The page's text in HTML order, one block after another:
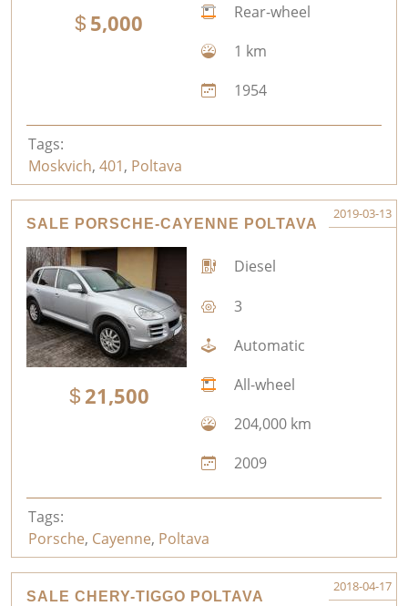
5,000
Rear-wheel
1 km
1954
Tags:
Moskvich, 401, Poltava
SALE PORSCHE-CAYENNE POLTAVA
2019-03-13
21,500
Diesel
3
Automatic
All-wheel
204,000 km
2009
Tags:
Porsche, Cayenne, Poltava
SALE CHERY-TIGGO POLTAVA
2018-04-17